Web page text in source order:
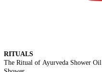
RITUALS
The Ritual of Ayurveda Shower Oil